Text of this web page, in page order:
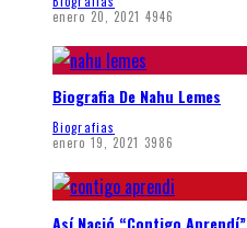
enero 20, 2021 4946
Biografia De Nahu Lemes
Biografias
enero 19, 2021 3986
Así Nació “Contigo Aprendí”